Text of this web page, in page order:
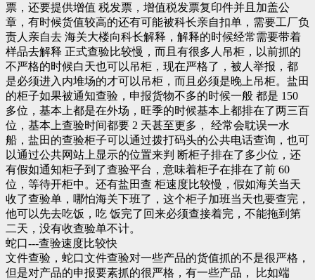
票，还要提供增值 税发票，增值税发票复印件并且加盖公
章，有时候货值较高的还有可能被科长亲自扣单，需要工厂负
责人亲自去 海关大楼向科长解释，解释的时候经常需要带着
样品去解释 正式查验比较慢，而且有很多人吊柜，以前抓的
不严格的时候白天也可以吊柜，现在严格了，被人举报，都
是必须进入内堆场的才可以吊柜，而且必须是晚上吊柜。盐田
的柜子如果被通知查验，申报货物不多的时候一般 都是 150
多位，基本上都是在外场，旺季的时候基本上都排在了两三百
位，基本上查验时间都要 2 天甚至更多， 经常会耽误一水
船，盐田的查验柜子可以通过拨打码头的公共电话查询，也可
以通过公共网站上显示的位置来判 断柜子排在了多少位，还
有假如通知柜子到了查验平台，意味着柜子在排在了前 60
位，等待开柜中。还有盐田查 柜速度比较慢，假如海关当天
收了查验单，哪怕海关下班了，这个柜子加班当天也要查完，
他可以先去吃饭，吃 饭完了回来必须查接着完，不能拖到第
二天，没有收查验单不计。
蛇口---查验速度比较快
文件查验，蛇口文件查验对一些产品的货值抓的不是很严格，
但是对产品的申报要素抓的很严格，有一些产品， 比如端